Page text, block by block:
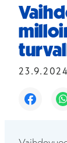
23.9.2024
Avautuu